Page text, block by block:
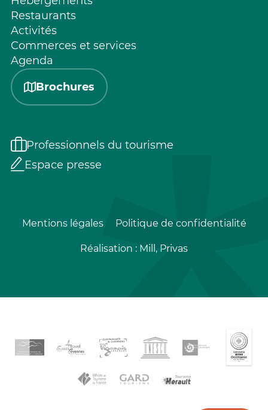
Restaurants
Activités
Commerces et services
Agenda
Brochures
Professionnels du tourisme
Espace presse
Mentions légales Politique de confidentialité
Réalisation : Mill, Privas